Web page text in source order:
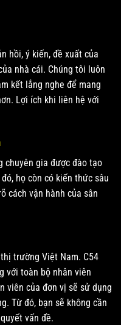
hồi, ý kiến, đề xuất của
nhà cái. Chúng tôi luôn
kết lắng nghe để mang
Lợi ích khi liên hệ với
chuyên gia được đào tạo
họ còn có kiến ​​thức sâu
cách vận hành của sân
trường Việt Nam. C54
với toàn bộ nhân viên
viên của đơn vị sẽ sử dụng
Từ đó, bạn sẽ không cần
vấn đề.